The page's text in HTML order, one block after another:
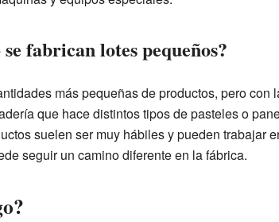
fabrican lotes pequeños?
más pequeñas de productos, pero con
que hace distintos tipos de pasteles o
suelen ser muy hábiles y pueden trabajar
seguir un camino diferente en la fábrica.